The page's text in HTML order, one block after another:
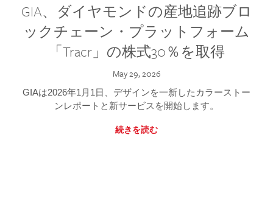
GIA、ダイヤモンドの産地追跡ブロ
ックチェーン・プラットフォーム
「Tracr」の株式30％を取得
May 29, 2026
GIAは2026年1月1日、デザインを一新したカラーストー
ンレポートと新サービスを開始します。
続きを読む